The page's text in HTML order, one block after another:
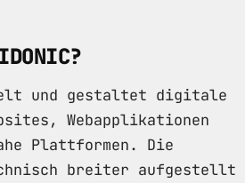
und gestaltet digitale
Webapplikationen
Plattformen. Die
breiter aufgestellt